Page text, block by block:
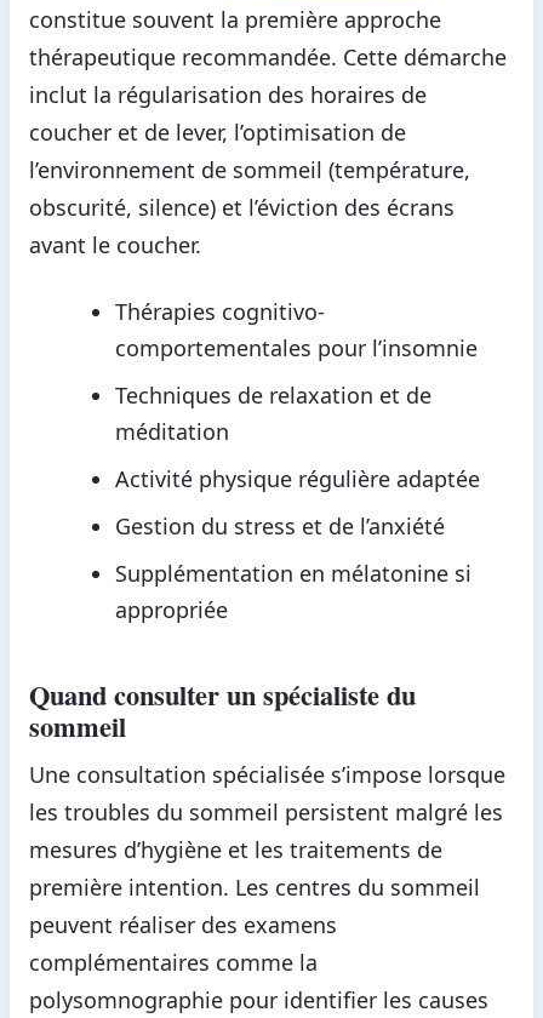
constitue souvent la première approche
thérapeutique recommandée. Cette démarche
inclut la régularisation des horaires de
coucher et de lever, l’optimisation de
l’environnement de sommeil (température,
obscurité, silence) et l’éviction des écrans
avant le coucher.
Thérapies cognitivo-
comportementales pour l’insomnie
Techniques de relaxation et de
méditation
Activité physique régulière adaptée
Gestion du stress et de l’anxiété
Supplémentation en mélatonine si
appropriée
Quand consulter un spécialiste du
sommeil
Une consultation spécialisée s’impose lorsque
les troubles du sommeil persistent malgré les
mesures d’hygiène et les traitements de
première intention. Les centres du sommeil
peuvent réaliser des examens
complémentaires comme la
polysomnographie pour identifier les causes